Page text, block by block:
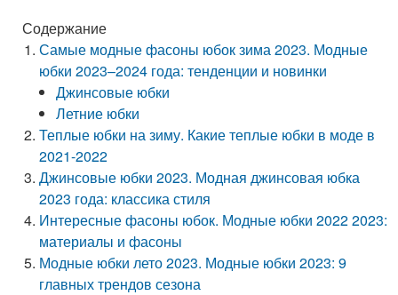
Содержание
Самые модные фасоны юбок зима 2023. Модные
юбки 2023–2024 года: тенденции и новинки
Джинсовые юбки
Летние юбки
Теплые юбки на зиму. Какие теплые юбки в моде в
2021-2022
Джинсовые юбки 2023. Модная джинсовая юбка
2023 года: классика стиля
Интересные фасоны юбок. Модные юбки 2022 2023:
материалы и фасоны
Модные юбки лето 2023. Модные юбки 2023: 9
главных трендов сезона